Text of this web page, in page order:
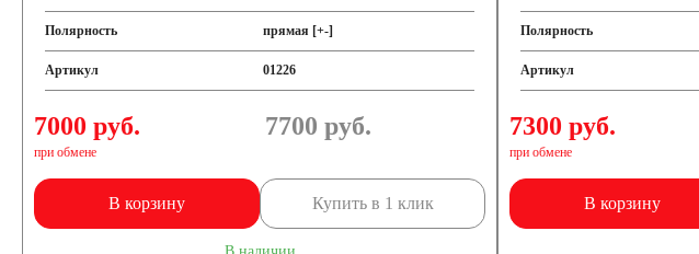
Полярность прямая [+-]
Артикул 01226
7000 руб.
при обмене
7700 руб.
В корзину Купить в 1 клик
Полярность
Артикул
7300 руб.
при обмене
В корзину